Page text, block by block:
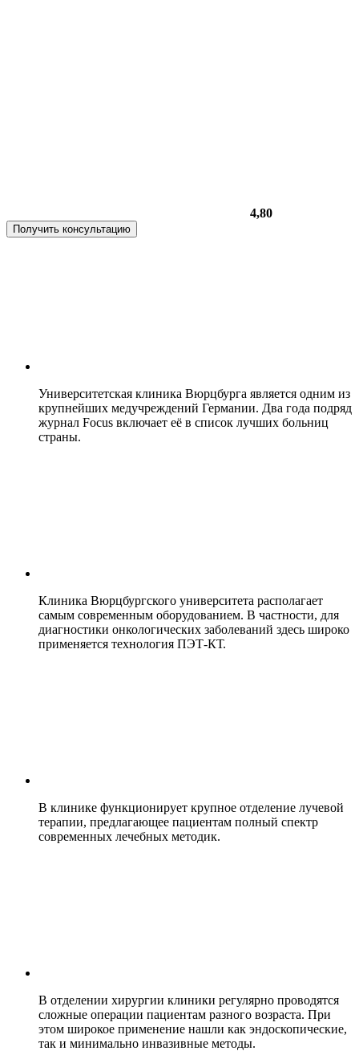
4,80
Получить консультацию
Университетская клиника Вюрцбурга является одним из
крупнейших медучреждений Германии. Два года подряд
журнал Focus включает её в список лучших больниц
страны.
Клиника Вюрцбургского университета располагает
самым современным оборудованием. В частности, для
диагностики онкологических заболеваний здесь широко
применяется технология ПЭТ-КТ.
В клинике функционирует крупное отделение лучевой
терапии, предлагающее пациентам полный спектр
современных лечебных методик.
В отделении хирургии клиники регулярно проводятся
сложные операции пациентам разного возраста. При
этом широкое применение нашли как эндоскопические,
так и минимально инвазивные методы.